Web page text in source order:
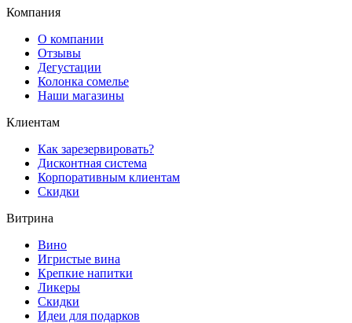
Компания
О компании
Отзывы
Дегустации
Колонка сомелье
Наши магазины
Клиентам
Как зарезервировать?
Дисконтная система
Корпоративным клиентам
Скидки
Витрина
Вино
Игристые вина
Крепкие напитки
Ликеры
Скидки
Идеи для подарков